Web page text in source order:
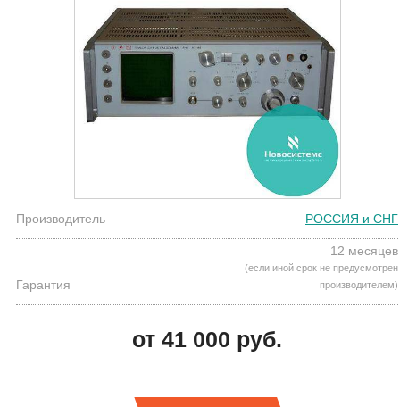
Производитель РОССИЯ и СНГ
Гарантия
12 месяцев
(если иной срок не предусмотрен
производителем)
от 41 000 руб.